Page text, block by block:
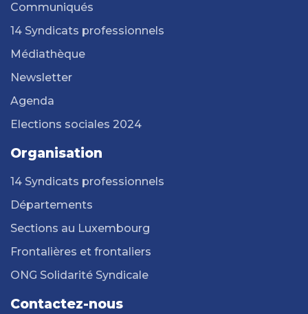
Communiqués
14 Syndicats professionnels
Médiathèque
Newsletter
Agenda
Elections sociales 2024
Organisation
14 Syndicats professionnels
Départements
Sections au Luxembourg
Frontalières et frontaliers
ONG Solidarité Syndicale
Contactez-nous